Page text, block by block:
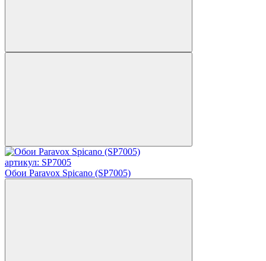
артикул: SP7005
Обои Paravox Spicano (SP7005)